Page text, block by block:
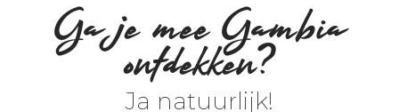
Ga je mee Gambia
ontdekken?
Ja natuurlijk!